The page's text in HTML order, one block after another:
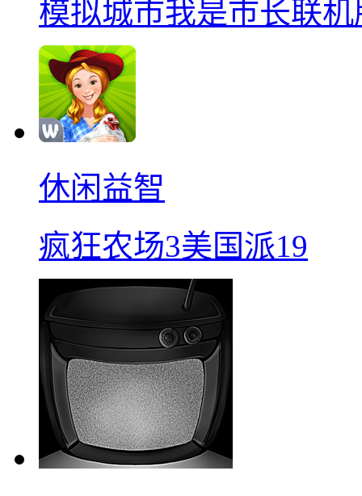
模拟城市我是巿长联机
休闲益智
疯狂农场3美国派19